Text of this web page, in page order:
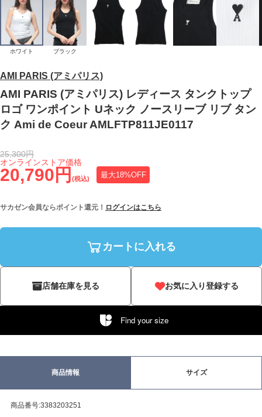
AMI PARIS (アミパリス)
AMI PARIS (アミパリス) レディース タンクトップ
ロゴ ワンポイント Uネック ノースリーブ リブ タン
ク Ami de Coeur AMLFTP811JE0117
20,790円 (税込) 最大18%OFF
オンラインストア価格
25,300円
サカゼン会員ならポイント還元！ ログインはこちら
カートに入れる
店舗在庫を見る お気に入り登録する
Find your size
ホワイト ブラック
商品情報 サイズ
商品番号:3383203251